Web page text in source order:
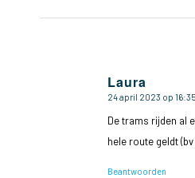
Laura
zegt:
24 april 2023 op 16:35
De trams rijden al
hele route geldt
Beantwoorden